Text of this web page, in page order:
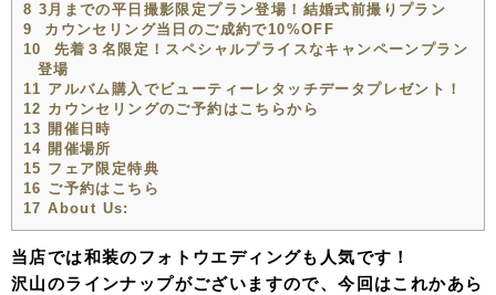
8 3月までの平日撮影限定プラン登場！結婚式前撮りプラン
9 カウンセリング当日のご成約で10%OFF
10
先着３名限定！スペシャルプライスなキャンペーンプラン
登場
11 アルバム購入でビューティーレタッチデータプレゼント！
12 カウンセリングのご予約はこちらから
13 開催日時
14 開催場所
15 フェア限定特典
16 ご予約はこちら
17 About Us:
当店では和装のフォトウエディングも人気です！
沢山のラインナップがございますので、今回はこれかあら